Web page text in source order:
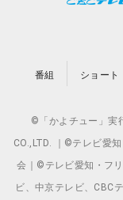
番組 ショート
©「かよチュー」実
CO.,LTD. ｜©テレビ愛
会｜©テレビ愛知・フ
ビ、中京テレビ、CBC